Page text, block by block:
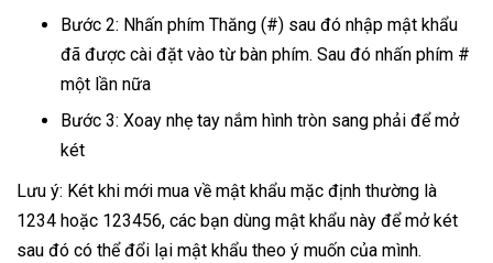
Bước 2: Nhấn phím Thăng (#) sau đó nhập mật khẩu
đã được cài đặt vào từ bàn phím. Sau đó nhấn phím #
một lần nữa
Bước 3: Xoay nhẹ tay nắm hình tròn sang phải để mở
két
Lưu ý: Két khi mới mua về mật khẩu mặc định thường là
1234 hoặc 123456, các bạn dùng mật khẩu này để mở két
sau đó có thể đổi lại mật khẩu theo ý muốn của mình.